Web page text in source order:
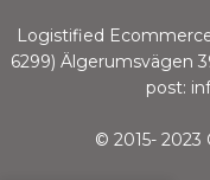
Logistified
6299) Älgerumsvägen
post:
© 2015- 2023